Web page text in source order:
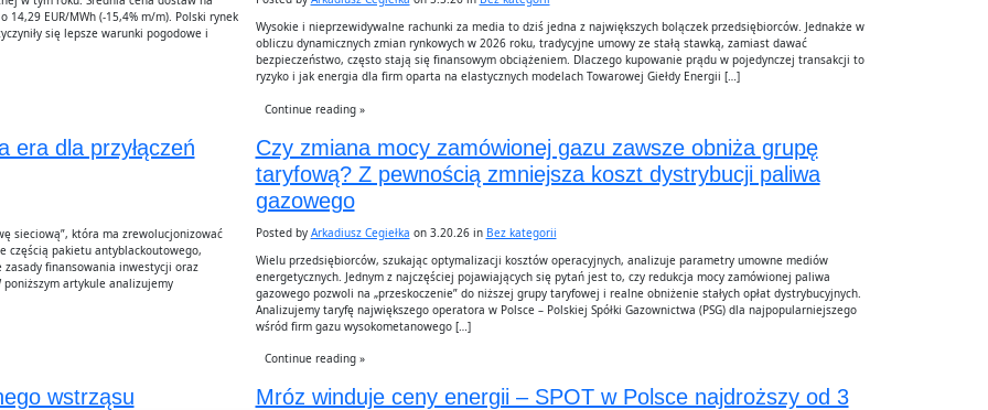
14,29 EUR/MWh (-15,4% m/m). Polski rynek
się lepsze warunki pogodowe i
Wysokie i nieprzewidywalne rachunki za media to dziś jedna z największych bolączek przedsiębiorców. Jednakże w
obliczu dynamicznych zmian rynkowych w 2026 roku, tradycyjne umowy ze stałą stawką, zamiast dawać
bezpieczeństwo, często stają się finansowym obciążeniem. Dlaczego kupowanie prądu w pojedynczej transakcji to
ryzyko i jak energia dla firm oparta na elastycznych modelach Towarowej Giełdy Energii […]
Continue reading »
era dla przyłączeń
sieciową”, która ma zrewolucjonizować
częścią pakietu antyblackoutowego,
zasady finansowania inwestycji oraz
artykule analizujemy
Czy zmiana mocy zamówionej gazu zawsze obniża grupę
taryfową? Z pewnością zmniejsza koszt dystrybucji paliwa
gazowego
Posted by Arkadiusz Cegiełka on 3.20.26 in Bez kategorii
Wielu przedsiębiorców, szukając optymalizacji kosztów operacyjnych, analizuje parametry umowne mediów
energetycznych. Jednym z najczęściej pojawiających się pytań jest to, czy redukcja mocy zamówionej paliwa
gazowego pozwoli na „przeskoczenie” do niższej grupy taryfowej i realne obniżenie stałych opłat dystrybucyjnych.
Analizujemy taryfę największego operatora w Polsce – Polskiej Spółki Gazownictwa (PSG) dla najpopularniejszego
wśród firm gazu wysokometanowego […]
Continue reading »
wstrząsu
Mróz winduje ceny energii – SPOT w Polsce najdroższy od 3